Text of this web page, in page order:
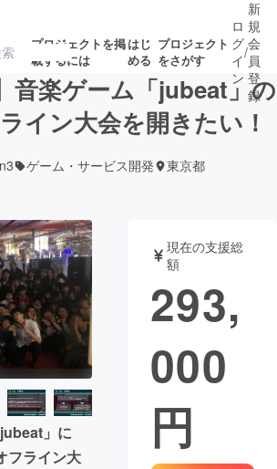
プロジェクトを掲
載するには
はじ
める
プロジェクト
をさがす
ジェクト
募集終了が近いプ
ロジェクト
もうすぐ公開
されます
写真 音楽
ジー・ガジェット ゲーム・サ
画
・起業
り・地域活性化
ロ
グ
イ
ン
/
新
規
会
員
登
録
音楽ゲーム「jubeat」の
イン大会を開きたい！
ゲーム・サービス開発 東京都
」に
フライン大
現在の支援総
額
293,
000
円